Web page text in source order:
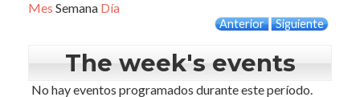
Mes Semana Día
Anterior Siguiente
The week's events
No hay eventos programados durante este período.